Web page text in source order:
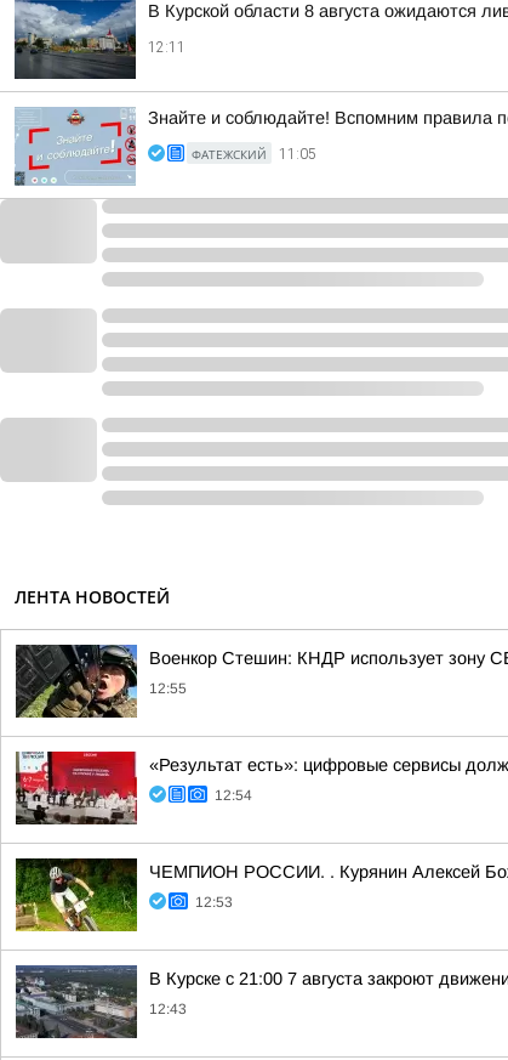
В Курской области 8 августа ожидаются
12:11
Знайте и соблюдайте! Вспомним правила
ФАТЕЖСКИЙ 11:05
ЛЕНТА НОВОСТЕЙ
Военкор Стешин: КНДР использует зону
12:55
«Результат есть»: цифровые сервисы
12:54
ЧЕМПИОН РОССИИ. . Курянин Алексей
12:53
В Курске с 21:00 7 августа закроют
12:43